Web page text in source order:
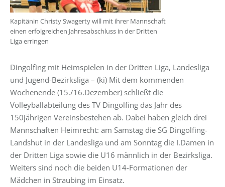
Kapitänin Christy Swagerty will mit ihrer Mannschaft
einen erfolgreichen Jahresabschluss in der Dritten
Liga erringen
Dingolfing mit Heimspielen in der Dritten Liga, Landesliga
und Jugend-Bezirksliga – (ki) Mit dem kommenden
Wochenende (15./16.Dezember) schließt die
Volleyballabteilung des TV Dingolfing das Jahr des
150jährigen Vereinsbestehen ab. Dabei haben gleich drei
Mannschaften Heimrecht: am Samstag die SG Dingolfing-
Landshut in der Landesliga und am Sonntag die I.Damen in
der Dritten Liga sowie die U16 männlich in der Bezirksliga.
Weiters sind noch die beiden U14-Formationen der
Mädchen in Straubing im Einsatz.